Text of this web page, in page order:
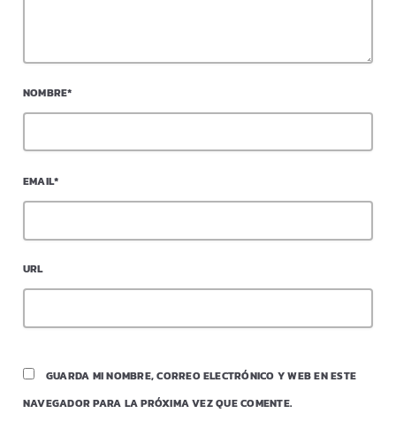
NOMBRE*
EMAIL*
URL
GUARDA MI NOMBRE, CORREO ELECTRÓNICO Y WEB EN ESTE
NAVEGADOR PARA LA PRÓXIMA VEZ QUE COMENTE.